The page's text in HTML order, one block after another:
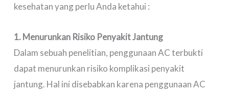
kesehatan yang perlu Anda ketahui :
1. Menurunkan Risiko Penyakit Jantung
Dalam sebuah penelitian, penggunaan AC terbukti
dapat menurunkan risiko komplikasi penyakit
jantung. Hal ini disebabkan karena penggunaan AC